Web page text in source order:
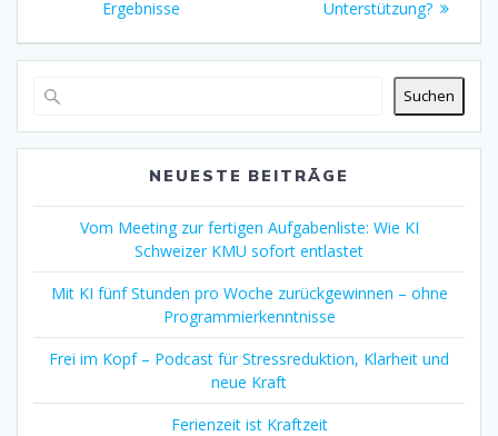
Ergebnisse Unterstützung?
Suchen
NEUESTE BEITRÄGE
Vom Meeting zur fertigen Aufgabenliste: Wie KI
Schweizer KMU sofort entlastet
Mit KI fünf Stunden pro Woche zurückgewinnen – ohne
Programmierkenntnisse
Frei im Kopf – Podcast für Stressreduktion, Klarheit und
neue Kraft
Ferienzeit ist Kraftzeit